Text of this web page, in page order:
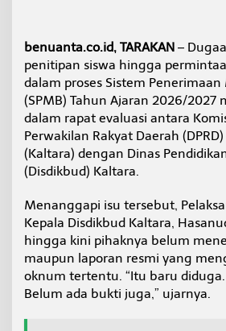
d
i
k
b
d
K
a
r
a
:
B
l
u
benuanta.co.id, TARAKAN –
penitipan siswa hingga
dalam proses Sistem
(SPMB) Tahun Ajaran 2026/2027
dalam rapat evaluasi antara
Perwakilan Rakyat Daerah
(Kaltara) dengan Dinas
(Disdikbud) Kaltara.
Menanggapi isu tersebut,
Kepala Disdikbud Kaltara,
hingga kini pihaknya belum
maupun laporan resmi yang
oknum tertentu. “Itu baru
Belum ada bukti juga,” ujarnya.